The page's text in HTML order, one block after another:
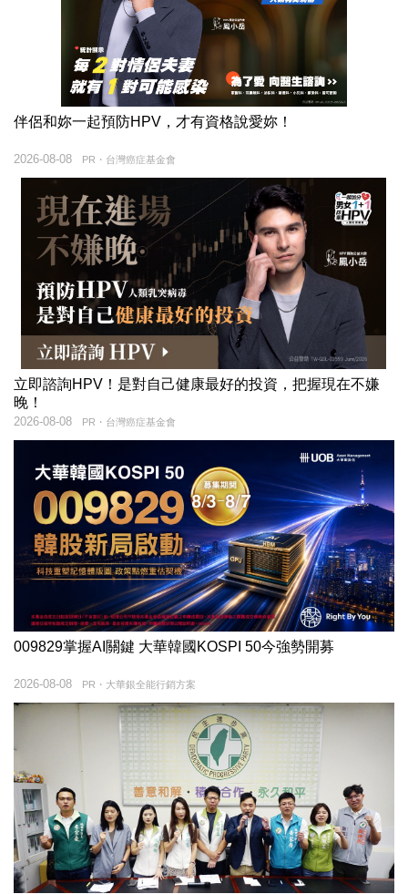
伴侶和妳一起預防HPV，才有資格說愛妳！
PR・台灣癌症基金會
2026-08-08
立即諮詢HPV！是對自己健康最好的投資，把握現在不嫌
晚！
PR・台灣癌症基金會
2026-08-08
009829掌握AI關鍵 大華韓國KOSPI 50今強勢開募
PR・大華銀全能行銷方案
2026-08-08